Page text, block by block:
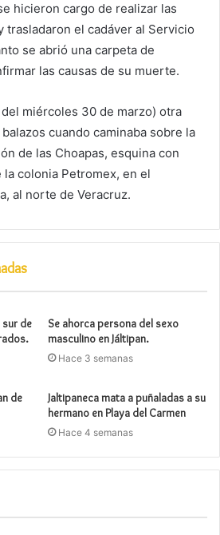
hicieron cargo de realizar las
trasladaron el cadáver al Servicio
se abrió una carpeta de
las causas de su muerte.
miércoles 30 de marzo) otra
cuando caminaba sobre la
de las Choapas, esquina con
colonia Petromex, en el
al norte de Veracruz.
de
Se ahorca persona del sexo
masculino en Jáltipan.
Hace 3 semanas
de
Jaltipaneca mata a puñaladas a su
hermano en Playa del Carmen
Hace 4 semanas